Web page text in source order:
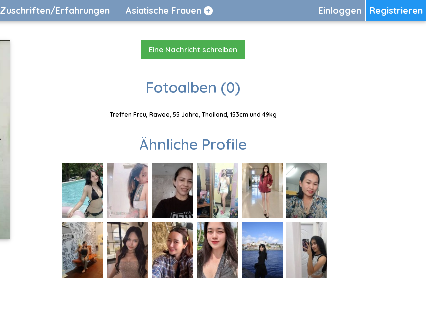
Registrieren
Einloggen
Zuschriften/Erfahrungen Asiatische Frauen
Eine Nachricht schreiben
Fotoalben (0)
Treffen Frau, Rawee, 55 Jahre, Thailand, 153cm und 49kg
Ähnliche Profile